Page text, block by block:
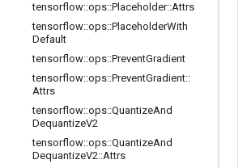
tensorflow::ops::Placeholder::Attrs
tensorflow::ops::PlaceholderWith
Default
tensorflow::ops::PreventGradient
tensorflow::ops::PreventGradient::
Attrs
tensorflow::ops::QuantizeAnd
DequantizeV2
tensorflow::ops::QuantizeAnd
DequantizeV2::Attrs